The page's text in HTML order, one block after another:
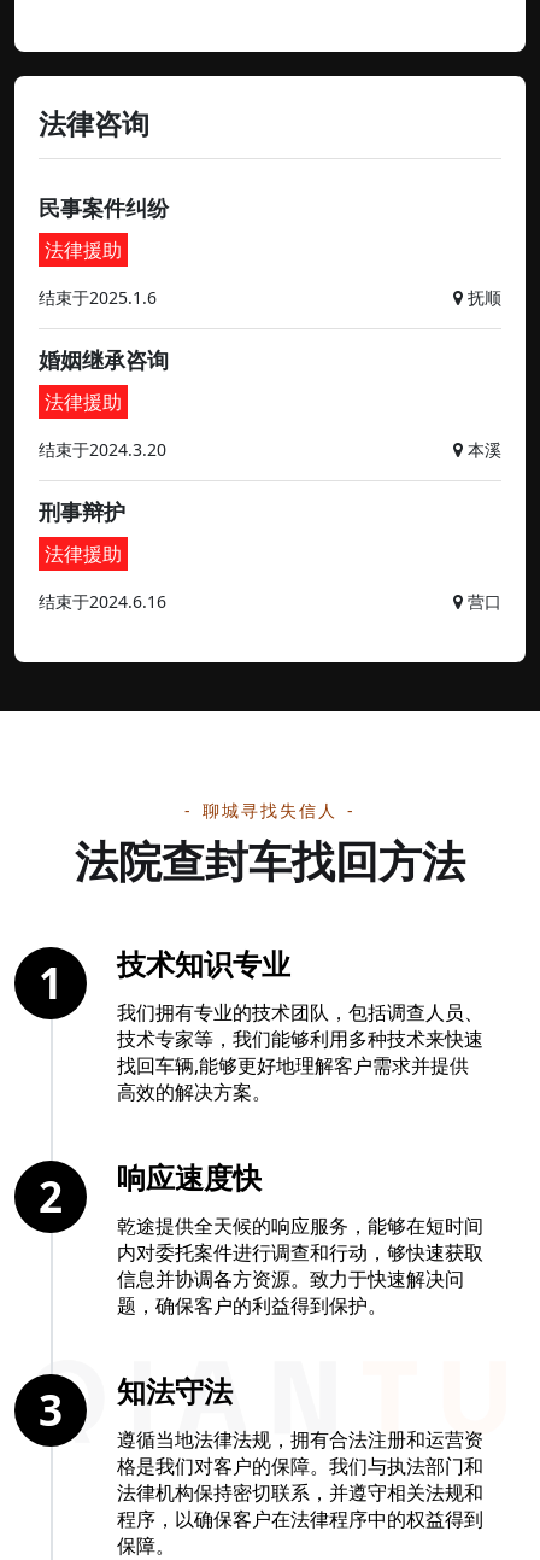
法律咨询
民事案件纠纷
法律援助
结束于2025.1.6 抚顺
婚姻继承咨询
法律援助
结束于2024.3.20 本溪
刑事辩护
法律援助
结束于2024.6.16 营口
聊城寻找失信人
法院查封车找回方法
技术知识专业
我们拥有专业的技术团队，包括调查人员、
技术专家等，我们能够利用多种技术来快速
找回车辆,能够更好地理解客户需求并提供
高效的解决方案。
1
响应速度快
乾途提供全天候的响应服务，能够在短时间
内对委托案件进行调查和行动，够快速获取
信息并协调各方资源。致力于快速解决问
题，确保客户的利益得到保护。
2
知法守法
遵循当地法律法规，拥有合法注册和运营资
格是我们对客户的保障。我们与执法部门和
法律机构保持密切联系，并遵守相关法规和
程序，以确保客户在法律程序中的权益得到
保障。
3